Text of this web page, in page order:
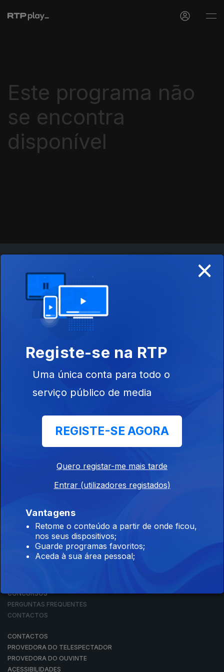
Este programa não
se encontra
disponível
Disponível para iOS, Android, Apple TV, Android TV e
RTP ARQUIVOS
RTP ENSINA
RTP PLAY
EM DIRETO
CONCURSOS
PERGUNTAS FREQUENTES
CONTACTOS
CONTACTOS
PROVEDORA DO TELESPECTADOR
PROVEDORA DO OUVINTE
ACESSIBILIDADES
×
Registe-se na RTP
Uma única conta para todo o
serviço público de media
REGISTE-SE AGORA
Quero registar-me mais tarde
Entrar (utilizadores registados)
Vantagens
Retome o conteúdo a partir de onde ficou,
nos seus dispositivos;
Guarde programas favoritos;
Aceda à sua área pessoal;